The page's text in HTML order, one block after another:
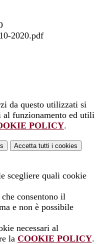
2020.pdf
da questo utilizzati si
al funzionamento ed utili
POLICY.
Accetta tutti i cookies
scegliere quali cookie
consentono il
e non è possibile
necessari al
la COOKIE POLICY.